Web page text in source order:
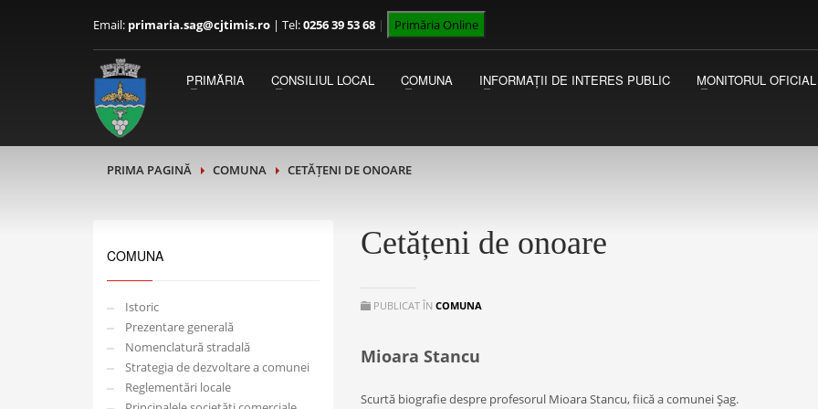
PRIMAR
Luni - Miercuri 09:00 - 13:00
Joi - Vineri 13:00 - 15:00
VICEPRIMAR
Luni - Miercuri 13:00 - 15:00
Email: primaria.sag@cjtimis.ro | Tel:0256 39 53 68 | Primăria Online
PRIMĂRIA CONSILIUL LOCAL COMUNA INFORMAȚII DE INTERES PUBLIC MONITORUL
PRIMA PAGINĂ COMUNA CETĂȚENI DE ONOARE
COMUNA
Istoric
Prezentare generală
Nomenclatură stradală
Strategia de dezvoltare a comunei
Reglementări locale
Cetățeni de onoare
PUBLICAT ÎN COMUNA
Mioara Stancu
Scurtă biografie despre profesorul Mioara Stancu, fiică a comunei Şag.